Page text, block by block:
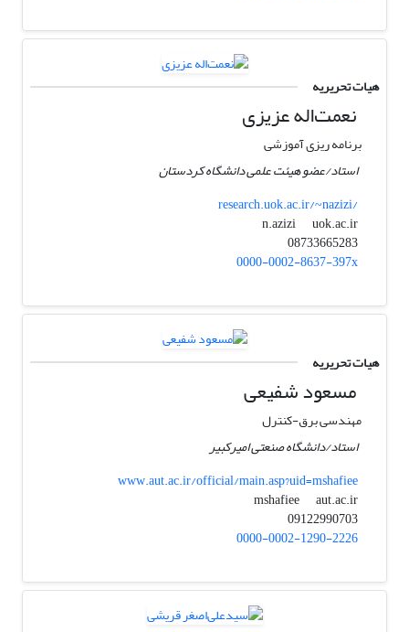
هیات تحریریه
نعمت‌اله عزیزی
برنامه ریزی آموزشی
استاد/عضو هیئت علمی دانشگاه کردستان
research.uok.ac.ir/~nazizi/
n.azizi
uok.ac.ir
08733665283
0000-0002-8637-397x
هیات تحریریه
مسعود شفیعی
مهندسی برق-کنترل
استاد/دانشگاه صنعتی امیرکبیر
www.aut.ac.ir/official/main.asp?uid=mshafiee
mshafiee
aut.ac.ir
09122990703
0000-0002-1290-2226